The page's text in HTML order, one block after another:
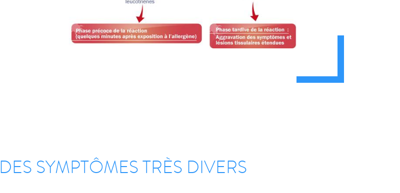
DES SYMPTÔMES TRÈS DIVERS